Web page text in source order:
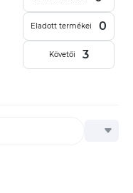
Eladott termékei 0
Követői 3